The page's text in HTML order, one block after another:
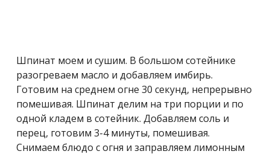
Шпинат моем и сушим. В большом сотейнике
разогреваем масло и добавляем имбирь.
Готовим на среднем огне 30 секунд, непрерывно
помешивая. Шпинат делим на три порции и по
одной кладем в сотейник. Добавляем соль и
перец, готовим 3-4 минуты, помешивая.
Снимаем блюдо с огня и заправляем лимонным